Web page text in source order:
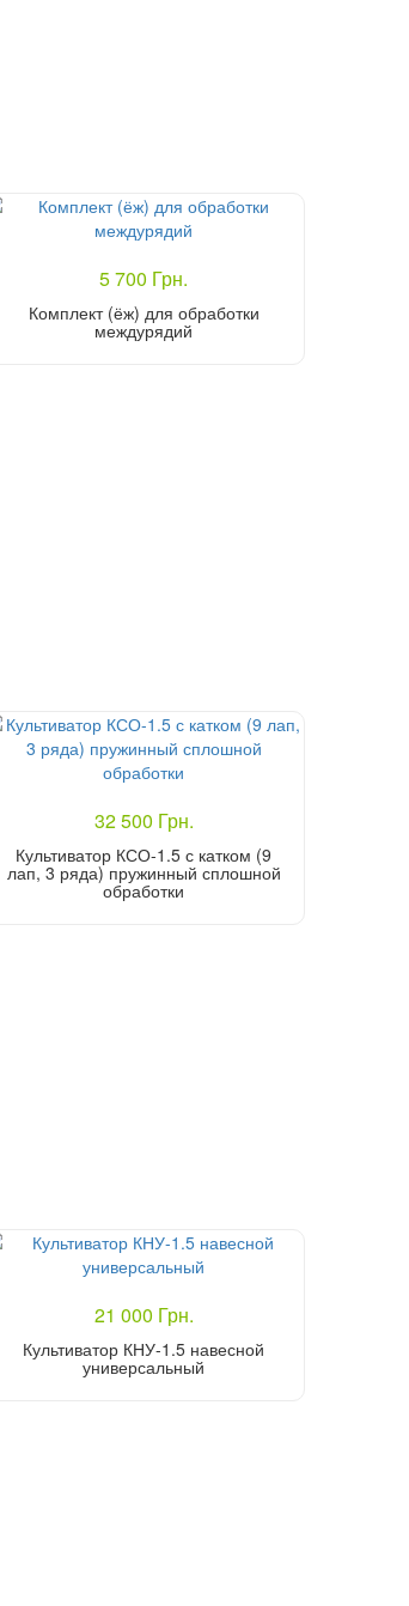
5 700 Грн.
Комплект (ёж) для обработки
междурядий
32 500 Грн.
Культиватор КСО-1.5 с катком (9
лап, 3 ряда) пружинный сплошной
обработки
21 000 Грн.
Культиватор КНУ-1.5 навесной
универсальный